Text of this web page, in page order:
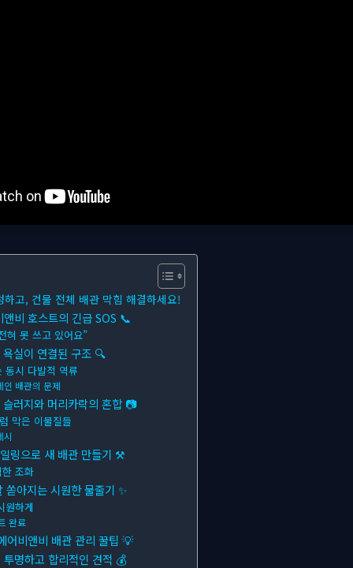
고, 건물 전체 배관 막힘 해결하세요!
비 호스트의 긴급 SOS 📞
혀 못 쓰고 있어요”
실이 연결된 구조 🔍
동시 다발적 역류
인 배관의 문제
러지와 머리카락의 혼합 📷
막은 이물질들
시
링으로 새 배관 만들기 ⚒
조화
아지는 시원한 물줄기 ✨
원하게
완료
어비앤비 배관 관리 꿀팁 💡
명하고 합리적인 견적 💰